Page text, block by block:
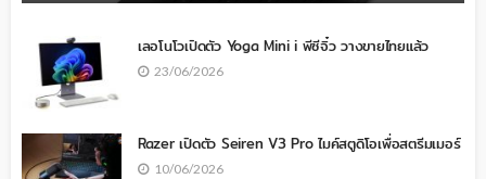
เลอโนโวเปิดตัว Yoga Mini i พีซีจิ๋ว วางขายไทยแล้ว
23/06/2026
Razer เปิดตัว Seiren V3 Pro ไมค์สตูดิโอเพื่อสตรีมเมอร์
10/06/2026